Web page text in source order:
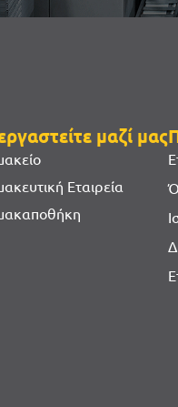
μαζί μας
Εταιρεία